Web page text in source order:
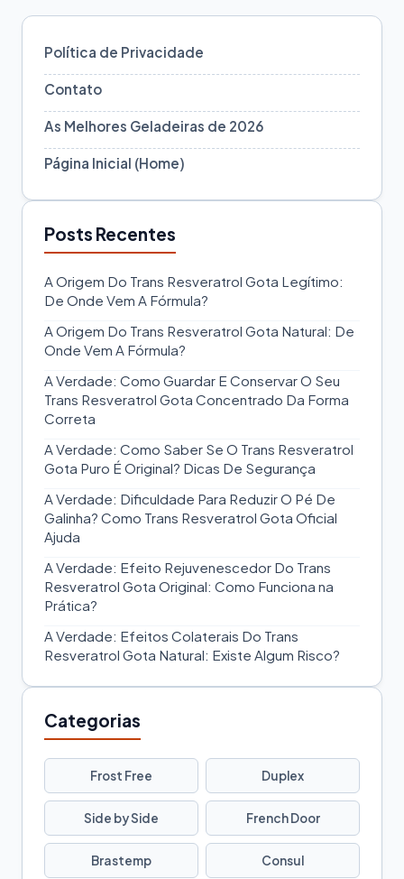
Política de Privacidade
Contato
As Melhores Geladeiras de 2026
Página Inicial (Home)
Posts Recentes
A Origem Do Trans Resveratrol Gota Legítimo:
De Onde Vem A Fórmula?
A Origem Do Trans Resveratrol Gota Natural: De
Onde Vem A Fórmula?
A Verdade: Como Guardar E Conservar O Seu
Trans Resveratrol Gota Concentrado Da Forma
Correta
A Verdade: Como Saber Se O Trans Resveratrol
Gota Puro É Original? Dicas De Segurança
A Verdade: Dificuldade Para Reduzir O Pé De
Galinha? Como Trans Resveratrol Gota Oficial
Ajuda
A Verdade: Efeito Rejuvenescedor Do Trans
Resveratrol Gota Original: Como Funciona na
Prática?
A Verdade: Efeitos Colaterais Do Trans
Resveratrol Gota Natural: Existe Algum Risco?
Categorias
Frost Free Duplex
Side by Side French Door
Brastemp Consul